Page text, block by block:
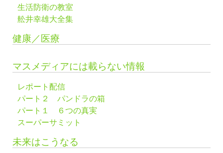
生活防衛の教室
舩井幸雄大全集
健康／医療
マスメディアには載らない情報
レポート配信
パート２ パンドラの箱
パート１ ６つの真実
スーパーサミット
未来はこうなる